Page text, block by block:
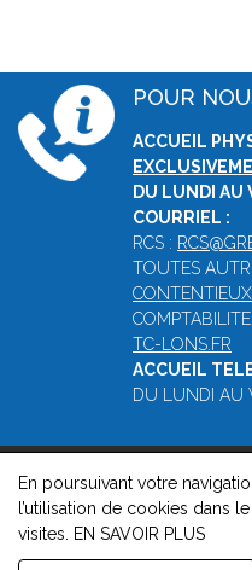
POUR
ACCUEIL
DU LUNDI AU
COURRIEL :
RCS :
TOUTES
TC-LONS.FR
ACCUEIL
DU LUNDI AU
© 2026, Greffe du Tribunal
légales-Contact -
En poursuivant votre
l’utilisation de cookies dans
visites.
EN SAVOIR PLUS